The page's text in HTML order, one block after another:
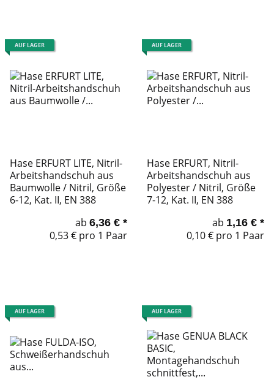
AUF LAGER
Hase ERFURT LITE, Nitril-
Arbeitshandschuh aus
Baumwolle / Nitril, Größe
6-12, Kat. II, EN 388
ab 6,36 € *
0,53 € pro 1 Paar
AUF LAGER
Hase ERFURT, Nitril-
Arbeitshandschuh aus
Polyester / Nitril, Größe
7-12, Kat. II, EN 388
ab 1,16 € *
0,10 € pro 1 Paar
AUF LAGER AUF LAGER